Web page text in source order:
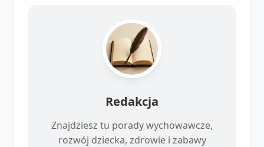
Redakcja
Znajdziesz tu porady wychowawcze,
rozwój dziecka, zdrowie i zabawy